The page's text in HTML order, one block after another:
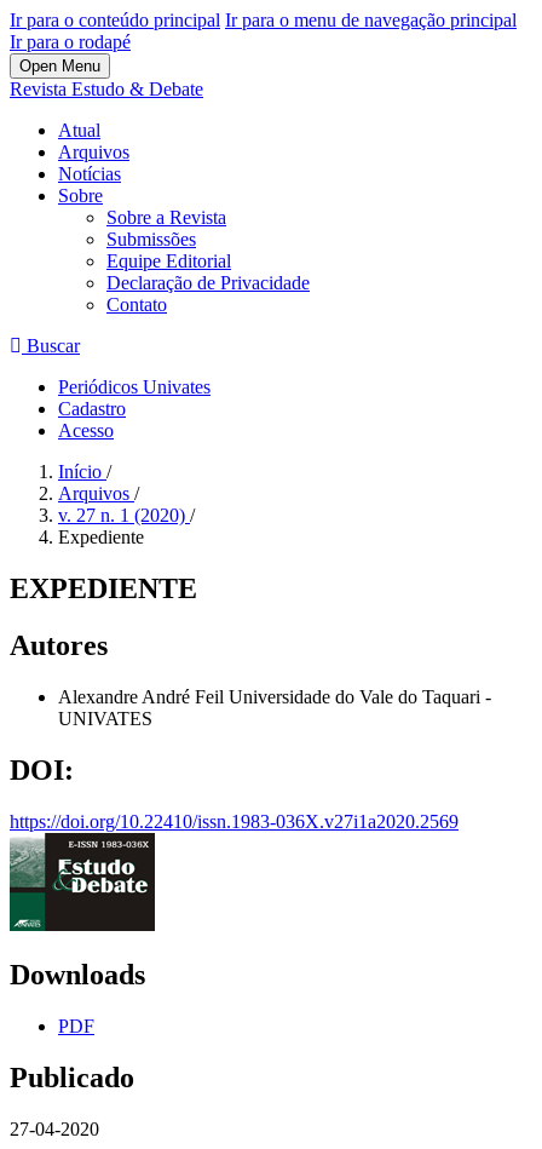
Ir para o conteúdo principal Ir para o menu de navegação principal
Ir para o rodapé
Open Menu
Revista Estudo & Debate
Atual
Arquivos
Notícias
Sobre
Sobre a Revista
Submissões
Equipe Editorial
Declaração de Privacidade
Contato
Buscar
Periódicos Univates
Cadastro
Acesso
Início /
Arquivos /
v. 27 n. 1 (2020) /
Expediente
EXPEDIENTE
Autores
Alexandre André Feil Universidade do Vale do Taquari -
UNIVATES
DOI:
https://doi.org/10.22410/issn.1983-036X.v27i1a2020.2569
Downloads
PDF
Publicado
27-04-2020